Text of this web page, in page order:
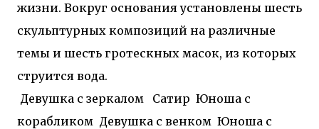
жизни. Вокруг основания установлены шесть
скульптурных композиций на различные
темы и шесть гротескных масок, из которых
струится вода.
Девушка с зеркалом
Сатир Юноша с
корабликом Девушка с венком Юноша с